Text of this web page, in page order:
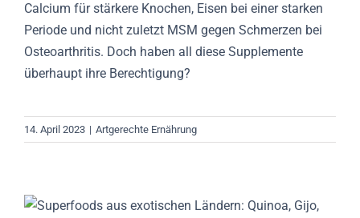
Calcium für stärkere Knochen, Eisen bei einer starken
Periode und nicht zuletzt MSM gegen Schmerzen bei
Osteoarthritis. Doch haben all diese Supplemente
überhaupt ihre Berechtigung?
14. April 2023 | Artgerechte Ernährung